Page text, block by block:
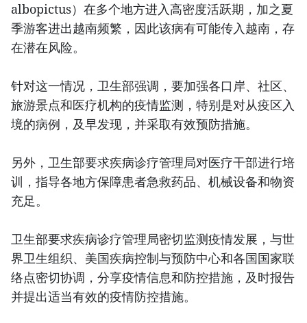
albopictus）在多个地方进入高密度活跃期，加之夏
季游客进出越南频繁，因此该病有可能传入越南，存
在潜在风险。
针对这一情况，卫生部强调，要加强各口岸、社区、
旅游景点和医疗机构的疫情监测，特别是对从疫区入
境的病例，及早发现，并采取有效预防措施。
另外，卫生部要求疾病诊疗管理局对医疗干部进行培
训，指导各地方保障患者急救药品、机械设备和物资
充足。
卫生部要求疾病诊疗管理局密切监测疫情发展，与世
界卫生组织、美国疾病控制与预防中心和各国国家联
络点密切协调，分享疫情信息和防控措施，及时报告
并提出适当有效的疫情防控措施。